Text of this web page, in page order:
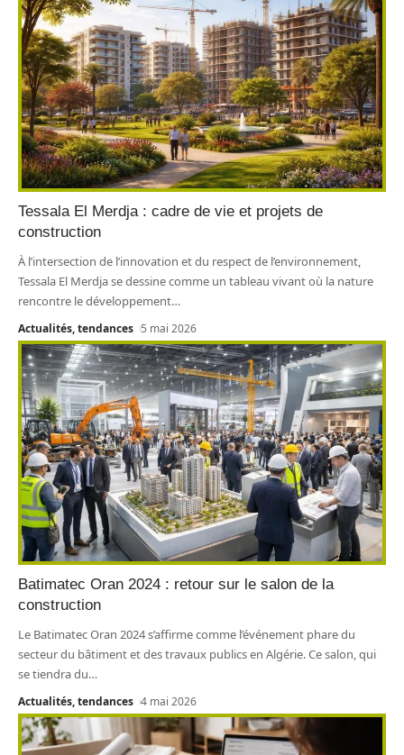
Tessala El Merdja : cadre de vie et projets de
construction
À l’intersection de l’innovation et du respect de l’environnement,
Tessala El Merdja se dessine comme un tableau vivant où la nature
rencontre le développement…
Actualités, tendances 5 mai 2026
Batimatec Oran 2024 : retour sur le salon de la
construction
Le Batimatec Oran 2024 s’affirme comme l’événement phare du
secteur du bâtiment et des travaux publics en Algérie. Ce salon, qui
se tiendra du…
Actualités, tendances 4 mai 2026